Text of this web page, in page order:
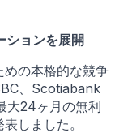
ョンを展開
の本格的な競争
、Scotiabank
大24ヶ月の無利
しました。